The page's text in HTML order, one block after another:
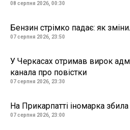
08 серпня 2026, 00:30
Бензин стрімко падає: як
07 серпня 2026, 23:50
У Черкасах отримав вирок
канала про повістки
07 серпня 2026, 23:30
На Прикарпатті іномарка
07 серпня 2026, 23:00